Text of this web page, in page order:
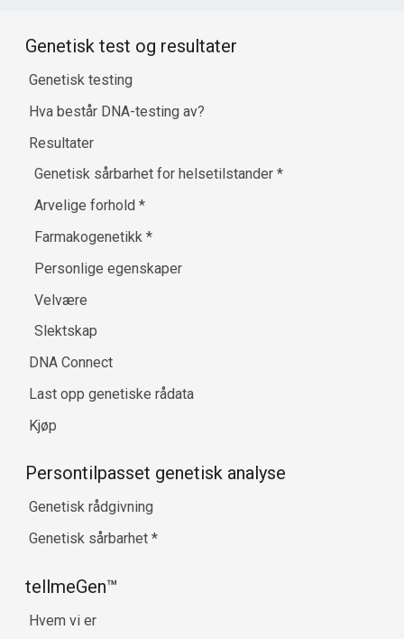
Genetisk test og resultater
Genetisk testing
Hva består DNA-testing av?
Resultater
Genetisk sårbarhet for helsetilstander*
Arvelige forhold*
Farmakogenetikk*
Personlige egenskaper
Velvære
Slektskap
DNA Connect
Last opp genetiske rådata
Kjøp
Persontilpasset genetisk analyse
Genetisk rådgivning
Genetisk sårbarhet *
tellmeGen™
Hvem vi er